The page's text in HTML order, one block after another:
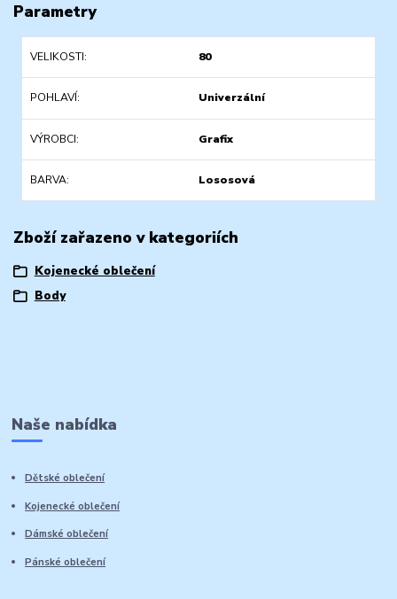
Parametry
VELIKOSTI 80
POHLAVÍ Univerzální
VÝROBCI Grafix
BARVA Lososová
Zboží zařazeno v kategoriích
Kojenecké oblečení
Body
Naše nabídka
Dětské oblečení
Kojenecké oblečení
Dámské oblečení
Pánské oblečení